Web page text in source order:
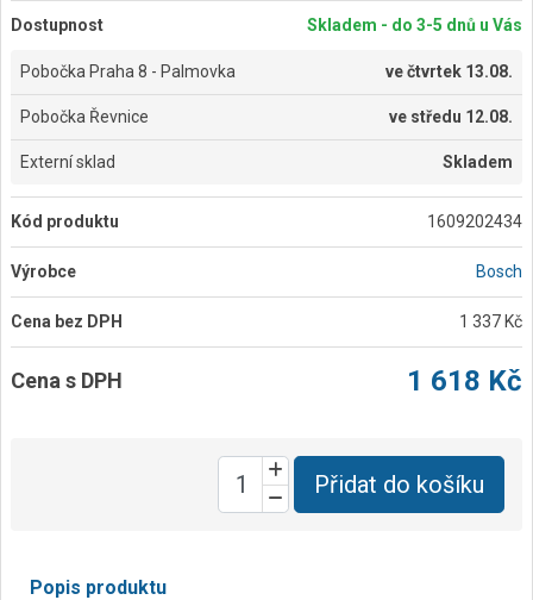
Dostupnost Skladem - do 3-5 dnů u Vás
Pobočka Praha 8 - Palmovka večtvrtek 13.08.
Pobočka Řevnice ve středu 12.08.
Externí sklad Skladem
Kód produktu 1609202434
Výrobce Bosch
Cena bez DPH 1 337 Kč
Cena s DPH 1 618 Kč
Přidat do košíku
Popis produktu